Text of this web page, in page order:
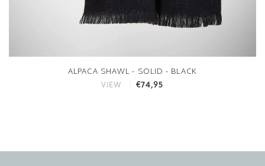
ALPACA SHAWL - SOLID - BLACK
VIEW €74,95